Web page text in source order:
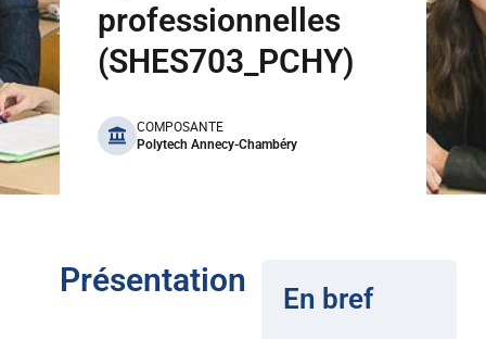
professionnelles
(SHES703_PCHY)
benefits
COMPOSANTE
Polytech Annecy-Chambéry
Présentation En bref